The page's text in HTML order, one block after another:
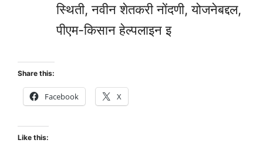
स्थिती, नवीन शेतकरी नोंदणी, योजनेबद्दल,
पीएम-किसान हेल्पलाइन इ
Share this:
Facebook X
Like this: